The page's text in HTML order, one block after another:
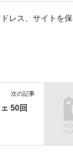
レス、サイトを保
次の記事
50回